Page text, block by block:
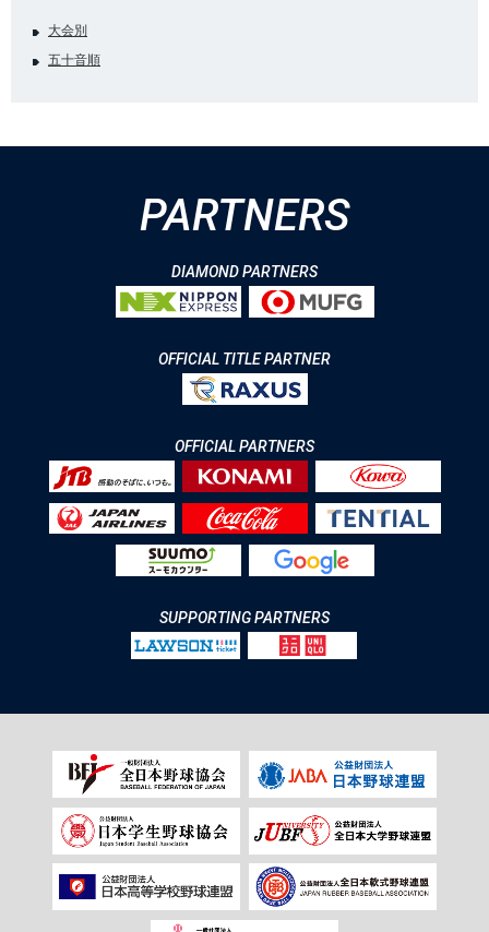
大会別
五十音順
PARTNERS
DIAMOND PARTNERS
OFFICIAL TITLE PARTNER
OFFICIAL PARTNERS
SUPPORTING PARTNERS